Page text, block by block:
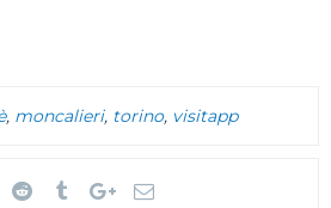
, moncalieri, torino, visitapp